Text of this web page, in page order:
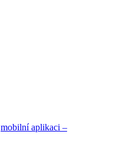
mobilní aplikaci –